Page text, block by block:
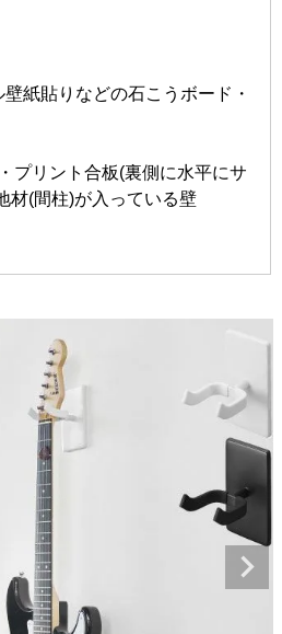
紙貼りなどの石こうボード・
プリント合板(裏側に水平にサ
材(間柱)が入っている壁